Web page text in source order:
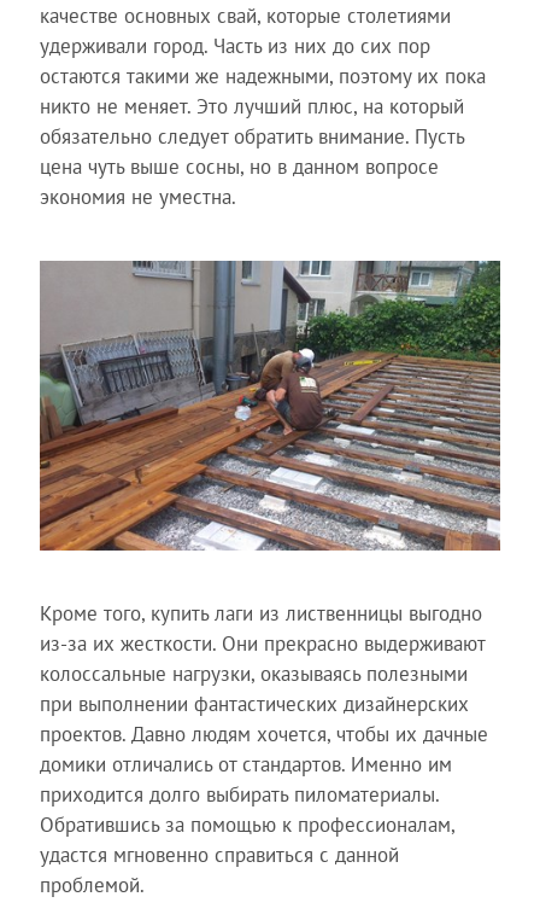
качестве основных свай, которые столетиями
удерживали город. Часть из них до сих пор
остаются такими же надежными, поэтому их пока
никто не меняет. Это лучший плюс, на который
обязательно следует обратить внимание. Пусть
цена чуть выше сосны, но в данном вопросе
экономия не уместна.
Кроме того, купить лаги из лиственницы выгодно
из-за их жесткости. Они прекрасно выдерживают
колоссальные нагрузки, оказываясь полезными
при выполнении фантастических дизайнерских
проектов. Давно людям хочется, чтобы их дачные
домики отличались от стандартов. Именно им
приходится долго выбирать пиломатериалы.
Обратившись за помощью к профессионалам,
удастся мгновенно справиться с данной
проблемой.